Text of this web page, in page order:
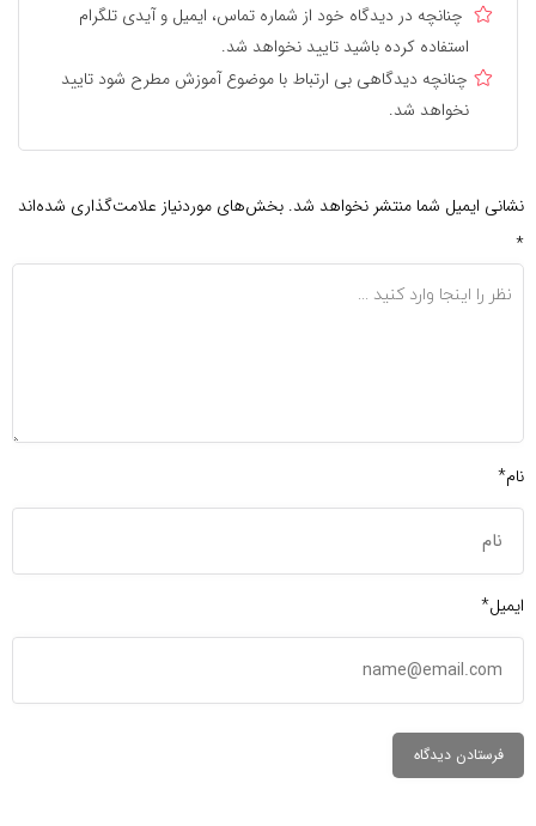
چنانچه در دیدگاه خود از شماره تماس، ایمیل و آیدی تلگرام
استفاده کرده باشید تایید نخواهد شد.
چنانچه دیدگاهی بی ارتباط با موضوع آموزش مطرح شود تایید
نخواهد شد.
نشانی ایمیل شما منتشر نخواهد شد. بخش‌های موردنیاز علامت‌گذاری شده‌اند
*
نام*
ایمیل*